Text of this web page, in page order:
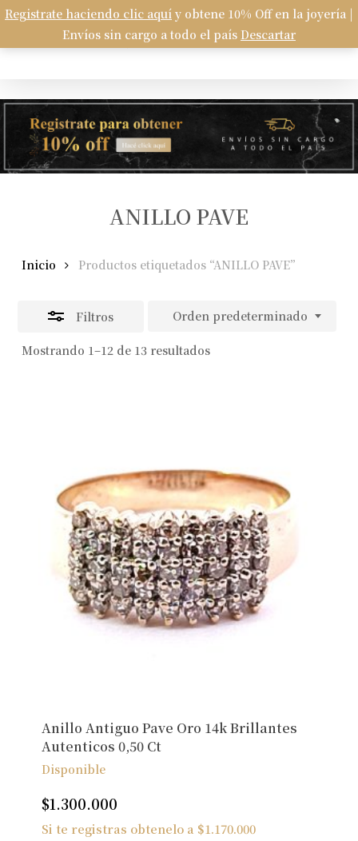
Registrate haciendo clic aquí y obtene 10% Off en la joyería |
Envíos sin cargo a todo el país Descartar
Skip
main
search
Carrito Cart
ANILLO PAVE
Inicio Productos etiquetados “ANILLO PAVE”
Filtros
Mostrando 1–12 de 13 resultados
Orden predeterminado
Anillo Antiguo Pave Oro 14k Brillantes
Autenticos 0,50 Ct
Disponible
$1.300.000
Si te registras obtenelo a $1.170.000